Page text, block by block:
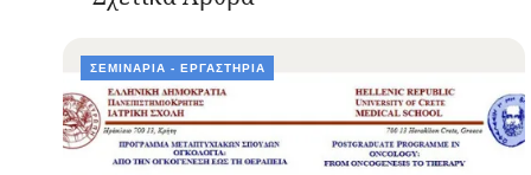
ΣΕΜΙΝΆΡΙΑ - ΕΡΓΑΣΤΉΡΙΑ